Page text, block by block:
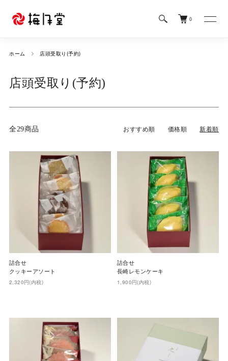
0
ホーム 店頭受取り(予約)
店頭受取り(予約)
全29商品 おすすめ順 価格順 新着順
詰合せ
クッキーアソート
2,320円(内税)
詰合せ
長崎レモンケーキ
1,900円(内税)